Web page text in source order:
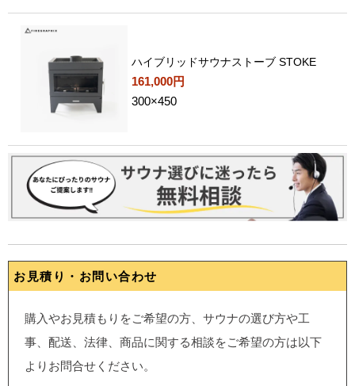
ハイブリッドサウナストーブ STOKE
161,000円
300×450
お見積り・お問い合わせ
購入やお見積もりをご希望の方、サウナの選び方や工
事、配送、法律、商品に関する相談をご希望の方は以下
よりお問合せください。